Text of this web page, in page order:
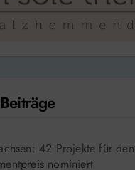
42 Projekte für
nominiert